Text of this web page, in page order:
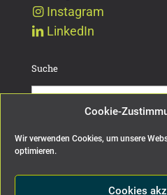
Cookie-
Wir verwenden Cookies, um unsere
optimieren.
Cookies
Instagram
LinkedIn
Suche
Impressum Datenschutz